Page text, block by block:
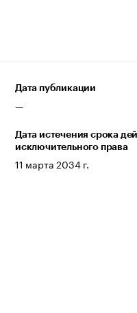
Дата публикации
—
Дата истечения срока
исключительного права
11 марта 2034 г.